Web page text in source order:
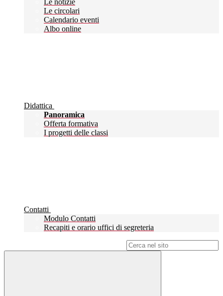
Le notizie
Le circolari
Calendario eventi
Albo online
Didattica
Panoramica
Offerta formativa
I progetti delle classi
Contatti
Modulo Contatti
Recapiti e orario uffici di segreteria